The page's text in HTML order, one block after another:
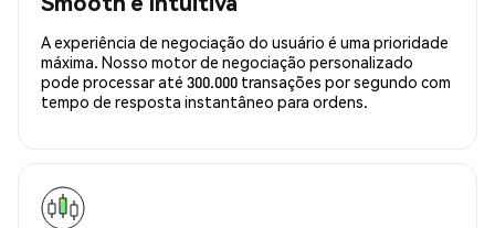
A experiência de negociação do usuário é uma prioridade
máxima. Nosso motor de negociação personalizado
pode processar até 300.000 transações por segundo com
tempo de resposta instantâneo para ordens.